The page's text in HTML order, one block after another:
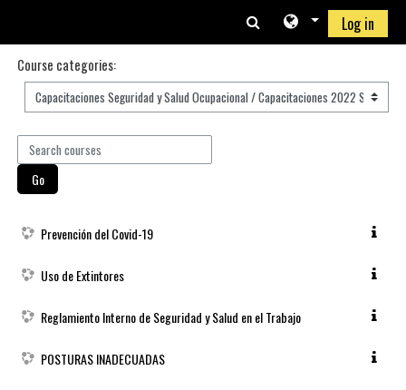
Log in
Course categories:
Search courses
Go
Prevención del Covid-19
Uso de Extintores
Reglamiento Interno de Seguridad y Salud en el Trabajo
POSTURAS INADECUADAS